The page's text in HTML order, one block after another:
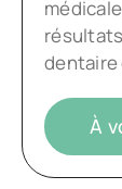
dentaire
À